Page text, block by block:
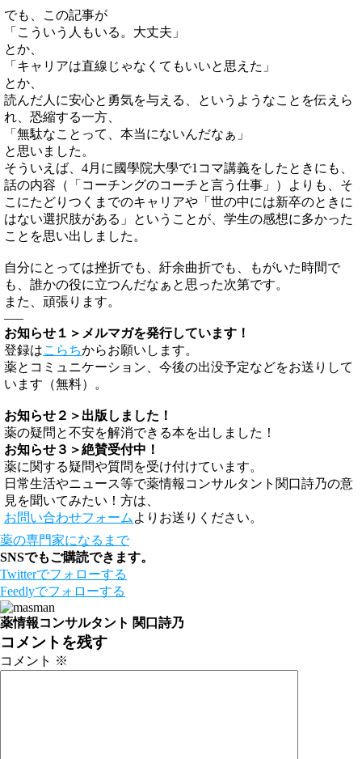
でも、この記事が
「こういう人もいる。大丈夫」
とか、
「キャリアは直線じゃなくてもいいと思えた」
とか、
読んだ人に安心と勇気を与える、というようなことを伝えら
れ、恐縮する一方、
「無駄なことって、本当にないんだなぁ」
と思いました。
そういえば、4月に國學院大學で1コマ講義をしたときにも、
話の内容（「コーチングのコーチと言う仕事」）よりも、そ
こにたどりつくまでのキャリアや「世の中には新卒のときに
はない選択肢がある」ということが、学生の感想に多かった
ことを思い出しました。
自分にとっては挫折でも、紆余曲折でも、もがいた時間で
も、誰かの役に立つんだなぁと思った次第です。
また、頑張ります。
—–
お知らせ１＞メルマガを発行しています！
登録はこらちからお願いします。
薬とコミュニケーション、今後の出没予定などをお送りして
います（無料）。
お知らせ２＞出版しました！
薬の疑問と不安を解消できる本を出しました！
お知らせ３＞絶賛受付中！
薬に関する疑問や質問を受け付けています。
日常生活やニュース等で薬情報コンサルタント関口詩乃の意
見を聞いてみたい！方は、
お問い合わせフォーム よりお送りください。
薬の専門家になるまで
SNSでもご購読できます。
Twitterでフォローする
Feedlyでフォローする
薬情報コンサルタント 関口詩乃
コメントを残す
コメント ※